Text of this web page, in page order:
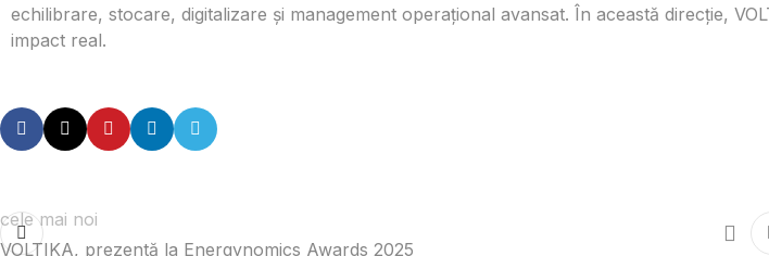
echilibrare, stocare, digitalizare și management operațional avansat. În această direcție,
impact real.
cele mai noi
VOLTIKA, prezentă la Energynomics Awards 2025